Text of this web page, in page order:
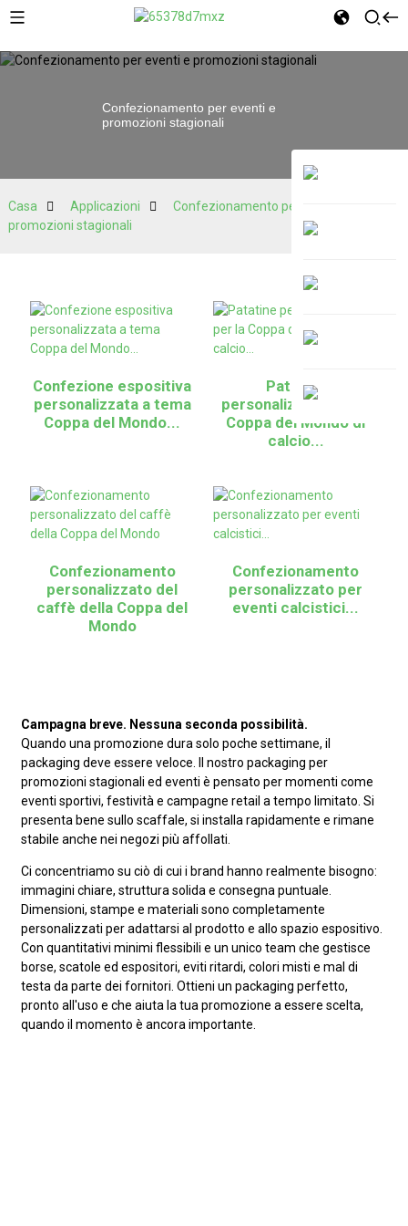
Confezionamento per eventi e
promozioni stagionali
Casa Applicazioni
Confezionamento per eventi e
promozioni stagionali
Confezione espositiva
personalizzata a tema
Coppa del Mondo...
Patatine
personalizzate per la
Coppa del Mondo di
calcio...
Confezionamento
personalizzato del
caffè della Coppa del
Mondo
Confezionamento
personalizzato per
eventi calcistici...
Campagna breve. Nessuna seconda possibilità.
Quando una promozione dura solo poche settimane, il
packaging deve essere veloce. Il nostro packaging per
promozioni stagionali ed eventi è pensato per momenti come
eventi sportivi, festività e campagne retail a tempo limitato. Si
presenta bene sullo scaffale, si installa rapidamente e rimane
stabile anche nei negozi più affollati.
Ci concentriamo su ciò di cui i brand hanno realmente bisogno:
immagini chiare, struttura solida e consegna puntuale.
Dimensioni, stampe e materiali sono completamente
personalizzati per adattarsi al prodotto e allo spazio espositivo.
Con quantitativi minimi flessibili e un unico team che gestisce
borse, scatole ed espositori, eviti ritardi, colori misti e mal di
testa da parte dei fornitori. Ottieni un packaging perfetto,
pronto all'uso e che aiuta la tua promozione a essere scelta,
quando il momento è ancora importante.